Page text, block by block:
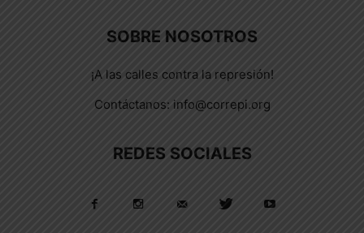
SOBRE NOSOTROS
¡A las calles contra la represión!
Contáctanos: info@correpi.org
REDES SOCIALES